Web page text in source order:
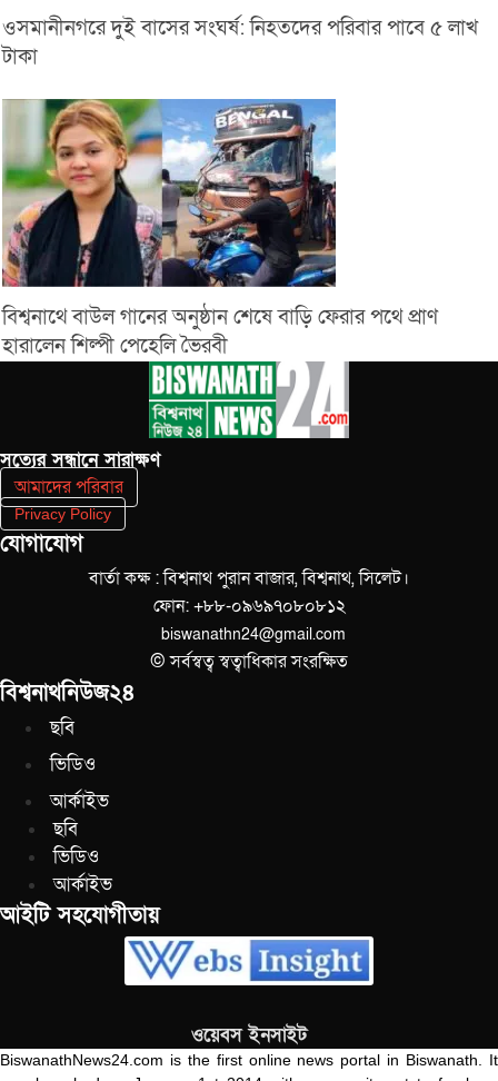
ওসমানীনগরে দুই বাসের সংঘর্ষ: নিহতদের পরিবার পাবে ৫ লাখ
টাকা
বিশ্বনাথে বাউল গানের অনুষ্ঠান শেষে বাড়ি ফেরার পথে প্রাণ
হারালেন শিল্পী পেহেলি ভৈরবী
সত‌্যের সন্ধানে সারাক্ষণ
আমাদের পরিবার
Privacy Policy
যোগাযোগ
বার্তা কক্ষ : বিশ্বনাথ পুরান বাজার, বিশ্বনাথ, সিলেট।
ফোন: +৮৮-০৯৬৯৭০৮০৮১২
biswanathn24@gmail.com
© সর্বস্বত্ব স্বত্বাধিকার সংরক্ষিত
বিশ্বনাথনিউজ২৪
ছবি
ভিডিও
আর্কাইভ
ছবি
ভিডিও
আর্কাইভ
আইটি সহযোগীতায়
ওয়েবস ইনসাইট
BiswanathNews24.com is the first online news portal in Biswanath. It